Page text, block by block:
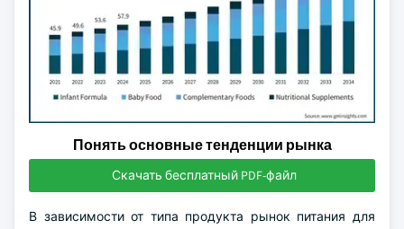
Понять основные тенденции рынка
Скачать бесплатный PDF-файл
В зависимости от типа продукта рынок питания для